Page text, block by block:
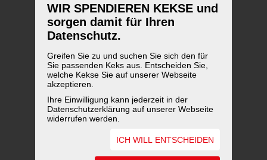
WIR SPENDIEREN KEKSE und
sorgen damit für Ihren
Datenschutz.
Greifen Sie zu und suchen Sie sich den für
Sie passenden Keks aus. Entscheiden Sie,
welche Kekse Sie auf unserer Webseite
akzeptieren.
Ihre Einwilligung kann jederzeit in der
Datenschutzerklärung auf unserer Webseite
widerrufen werden.
ICH WILL ENTSCHEIDEN
WEITERFÜHRENDE LINKS